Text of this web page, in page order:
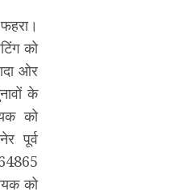
को
ओर
के
को
पूर्व
को